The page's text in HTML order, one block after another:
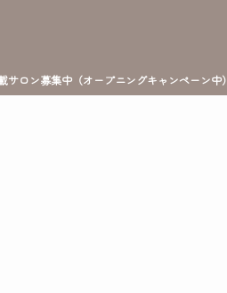
サロン募集中（オープニングキャンペーン中）